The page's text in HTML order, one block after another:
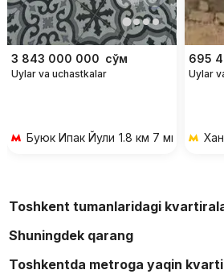
3 843 000 000 сўм
Uylar va uchastkalar
Буюк Ипак Йули 1.8 км 7 мин
695
Uylar
Toshkent tumanlaridagi
Shuningdek qarang
Toshkentda metroga yaqin